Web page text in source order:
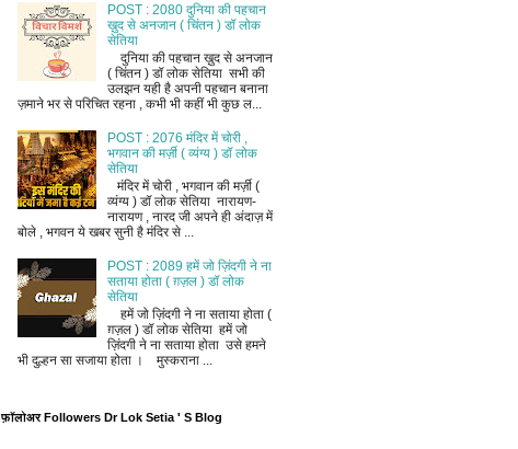
POST : 2080 दुनिया की पहचान
ख़ुद से अनजान ( चिंतन ) डॉ लोक
सेतिया
दुनिया की पहचान ख़ुद से अनजान
( चिंतन ) डॉ लोक सेतिया सभी की
उलझन यही है अपनी पहचान बनाना
ज़माने भर से परिचित रहना , कभी भी कहीं भी कुछ ल...
POST : 2076 मंदिर में चोरी ,
भगवान की मर्ज़ी ( व्यंग्य ) डॉ लोक
सेतिया
मंदिर में चोरी , भगवान की मर्ज़ी (
व्यंग्य ) डॉ लोक सेतिया नारायण-
नारायण , नारद जी अपने ही अंदाज़ में
बोले , भगवन ये खबर सुनी है मंदिर से ...
POST : 2089 हमें जो ज़िंदगी ने ना
सताया होता ( ग़ज़ल ) डॉ लोक
सेतिया
हमें जो ज़िंदगी ने ना सताया होता (
ग़ज़ल ) डॉ लोक सेतिया हमें जो
ज़िंदगी ने ना सताया होता उसे हमने
भी दुल्हन सा सजाया होता । मुस्कराना ...
फ़ॉलोअर Followers Dr Lok Setia ' S Blog